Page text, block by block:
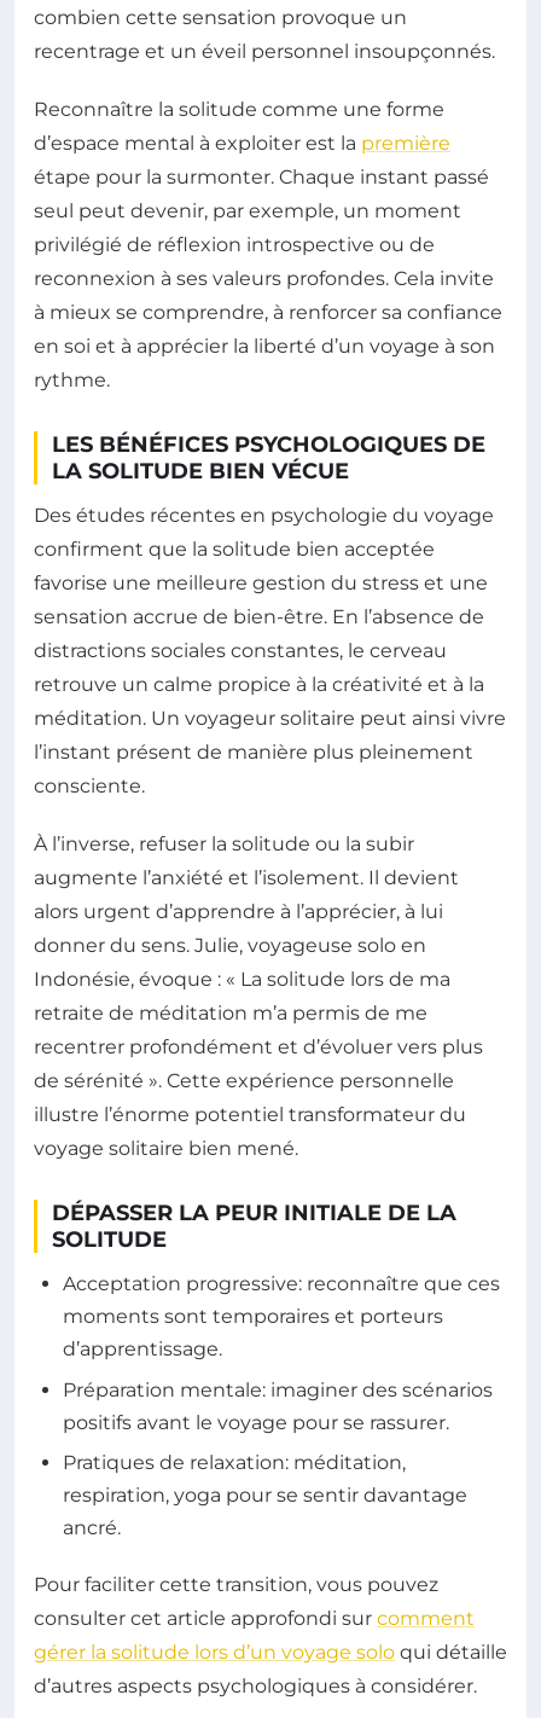
combien cette sensation provoque un
recentrage et un éveil personnel insoupçonnés.
Reconnaître la solitude comme une forme
d’espace mental à exploiter est la première
étape pour la surmonter. Chaque instant passé
seul peut devenir, par exemple, un moment
privilégié de réflexion introspective ou de
reconnexion à ses valeurs profondes. Cela invite
à mieux se comprendre, à renforcer sa confiance
en soi et à apprécier la liberté d’un voyage à son
rythme.
LES BÉNÉFICES PSYCHOLOGIQUES DE
LA SOLITUDE BIEN VÉCUE
Des études récentes en psychologie du voyage
confirment que la solitude bien acceptée
favorise une meilleure gestion du stress et une
sensation accrue de bien-être. En l’absence de
distractions sociales constantes, le cerveau
retrouve un calme propice à la créativité et à la
méditation. Un voyageur solitaire peut ainsi vivre
l’instant présent de manière plus pleinement
consciente.
À l’inverse, refuser la solitude ou la subir
augmente l’anxiété et l’isolement. Il devient
alors urgent d’apprendre à l’apprécier, à lui
donner du sens. Julie, voyageuse solo en
Indonésie, évoque : « La solitude lors de ma
retraite de méditation m’a permis de me
recentrer profondément et d’évoluer vers plus
de sérénité ». Cette expérience personnelle
illustre l’énorme potentiel transformateur du
voyage solitaire bien mené.
DÉPASSER LA PEUR INITIALE DE LA
SOLITUDE
Acceptation progressive: reconnaître que ces
moments sont temporaires et porteurs
d’apprentissage.
Préparation mentale: imaginer des scénarios
positifs avant le voyage pour se rassurer.
Pratiques de relaxation: méditation,
respiration, yoga pour se sentir davantage
ancré.
Pour faciliter cette transition, vous pouvez
consulter cet article approfondi sur comment
gérer la solitude lors d’un voyage solo qui détaille
d’autres aspects psychologiques à considérer.